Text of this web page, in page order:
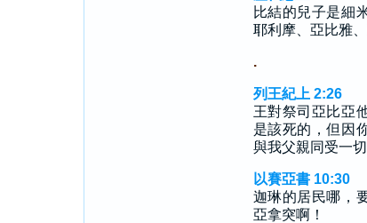
比結的兒子是細
耶利摩、亞比雅
.
列王紀上 2:26
王對祭司亞比亞
是該死的，但因
與我父親同受一
以賽亞書 10:30
迦琳的居民哪，
亞拿突啊！